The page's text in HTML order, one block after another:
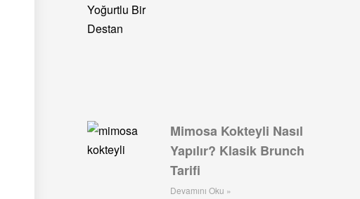
Mimosa Kokteyli Nasıl
Yapılır? Klasik Brunch
Tarifi
Devamını Oku »